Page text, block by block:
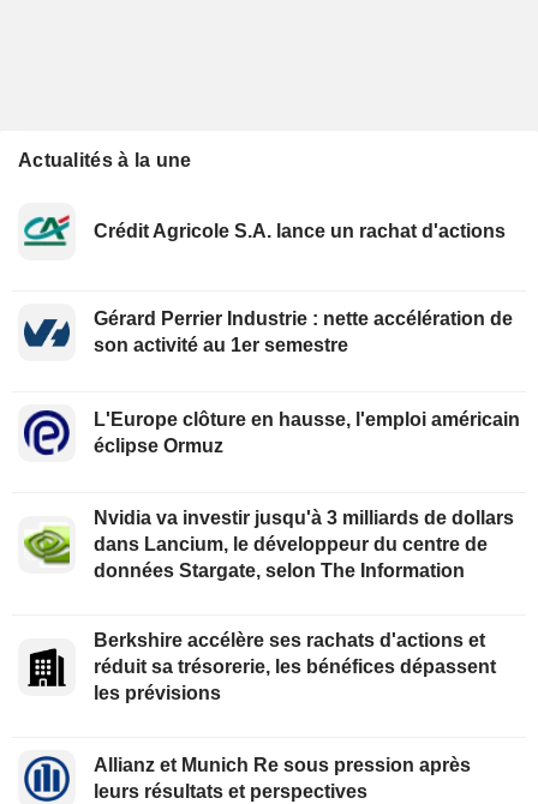
Actualités à la une
Crédit Agricole S.A. lance un rachat d'actions
Gérard Perrier Industrie : nette accélération de
son activité au 1er semestre
L'Europe clôture en hausse, l'emploi américain
éclipse Ormuz
Nvidia va investir jusqu'à 3 milliards de dollars
dans Lancium, le développeur du centre de
données Stargate, selon The Information
Berkshire accélère ses rachats d'actions et
réduit sa trésorerie, les bénéfices dépassent
les prévisions
Allianz et Munich Re sous pression après
leurs résultats et perspectives